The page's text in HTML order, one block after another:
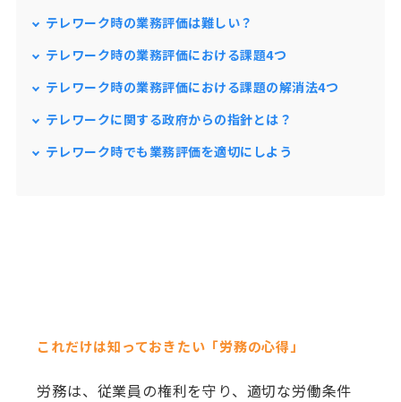
テレワーク時の業務評価は難しい？
テレワーク時の業務評価における課題4つ
テレワーク時の業務評価における課題の解消法4つ
テレワークに関する政府からの指針とは？
テレワーク時でも業務評価を適切にしよう
これだけは知っておきたい「労務の心得」
労務は、従業員の権利を守り、適切な労働条件